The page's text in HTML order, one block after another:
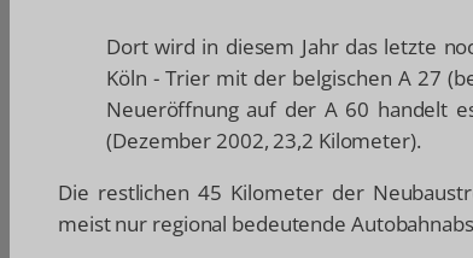
Dort wird in diesem Jahr das letzte
Köln - Trier mit der belgischen A 27
Neueröffnung auf der A 60 handelt
(Dezember 2002, 23,2 Kilometer).
Die restlichen 45 Kilometer der
meist nur regional bedeutende